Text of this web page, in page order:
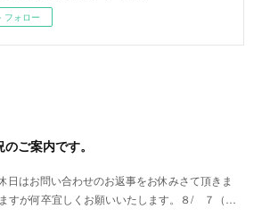
フォロー
ご案内です。
日はお問い合わせのお返事をお休みさて頂きま
すが何卒宜しくお願いいたします。８/ ７（…